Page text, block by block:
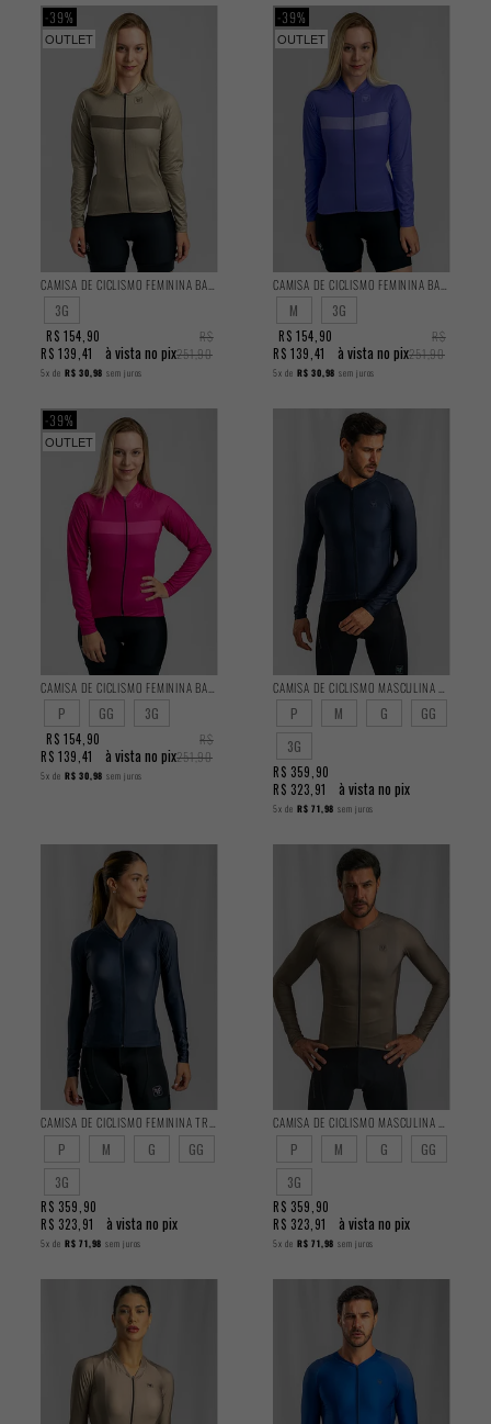
OUTLET
39%
3G
R$
251,90
R$ 154,90
R$ 139,41
à vista no pix
5x de R$ 30,98 sem juros
OUTLET
39%
M 3G
R$
251,90
R$ 154,90
R$ 139,41
à vista no pix
5x de R$ 30,98 sem juros
OUTLET
39%
P GG 3G
R$
251,90
R$ 154,90
R$ 139,41
à vista no pix
5x de R$ 30,98 sem juros
P M G
GG
3G
R$ 359,90
R$ 323,91
à vista no pix
5x de R$ 71,98 sem juros
CAMISA DE CICLISMO FEMININA TRAINING MANGA LONGA GRAVITY
P M G
GG
3G
R$ 359,90
R$ 323,91
à vista no pix
5x de R$ 71,98 sem juros
CAMISA DE CICLISMO MASCULINA TRAINING MANGA LONGA MOUSSE
P M G
GG
3G
R$ 359,90
R$ 323,91
à vista no pix
5x de R$ 71,98 sem juros